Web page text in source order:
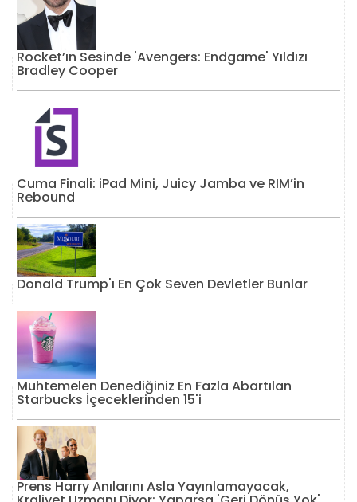
Rocket’ın Sesinde 'Avengers: Endgame' Yıldızı
Bradley Cooper
Cuma Finali: iPad Mini, Juicy Jamba ve RIM’in
Rebound
Donald Trump'ı En Çok Seven Devletler Bunlar
Muhtemelen Denediğiniz En Fazla Abartılan
Starbucks İçeceklerinden 15'i
Prens Harry Anılarını Asla Yayınlamayacak,